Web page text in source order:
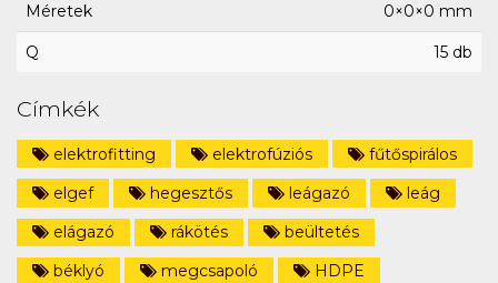
Méretek 0×0×0 mm
Q 15 db
Címkék
elektrofitting elektrofúziós
fűtőspirálos
elgef
hegesztős leágazó
leág
elágazó
rákötés
beültetés
béklyó
megcsapoló
HDPE